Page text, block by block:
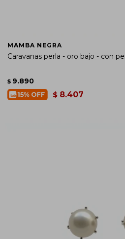
MAMBA NEGRA
Caravanas perla - oro bajo - con
$ 9.890
$ 8.407